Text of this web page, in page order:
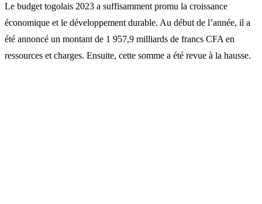
Le budget togolais 2023 a suffisamment promu la croissance
économique et le développement durable. Au début de l’année, il a
été annoncé un montant de 1 957,9 milliards de francs CFA en
ressources et charges. Ensuite, cette somme a été revue à la hausse.